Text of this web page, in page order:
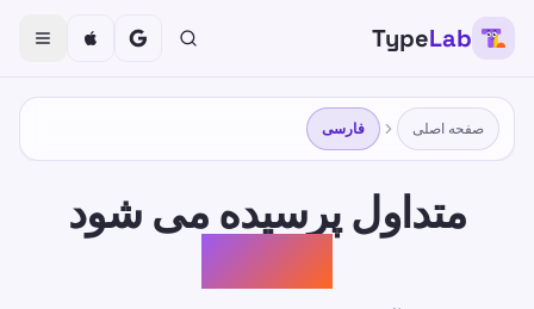
TypeLab
صفحه اصلی فارسی
متداول پرسیده می شود
سوالات